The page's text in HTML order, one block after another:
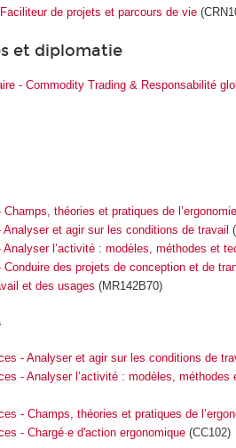
de projets et parcours de vie
et diplomatie
- Commodity Trading & Responsabilité
théories et pratiques de l’ergonomie
et agir sur les conditions de travail
l’activité : modèles, méthodes et
des projets de conception et de
et des usages (MR142B70)
- Analyser et agir sur les conditions de
- Analyser l’activité : modèles, méthodes
- Champs, théories et pratiques de
- Chargé·e d'action ergonomique(CC102)